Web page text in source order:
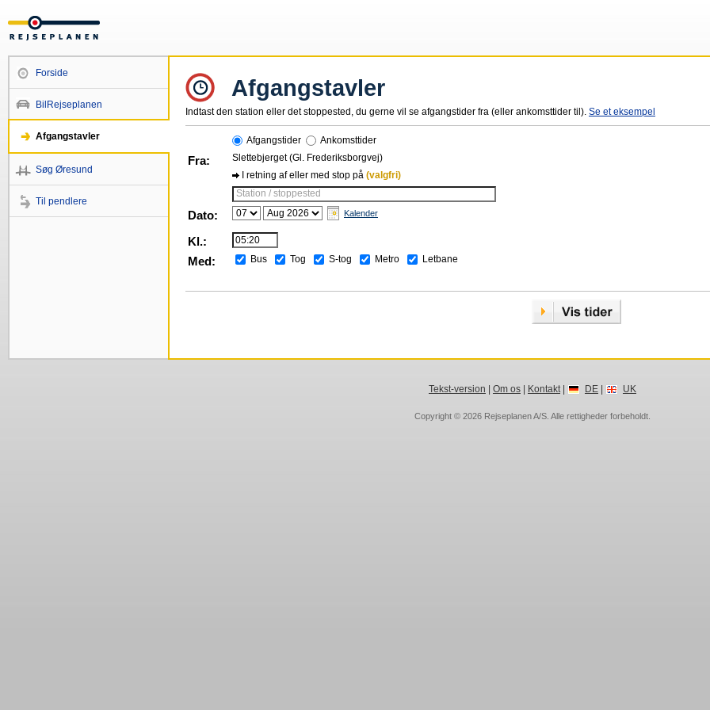
Forside
BilRejseplanen
Afgangstavler
Søg Øresund
Til pendlere
Afgangstavler
Indtast den station eller det stoppested, du gerne vil se afgangstider fra (eller ankomsttider til). Se et eksempel
Afgangstider Ankomsttider
Fra:
Slettebjerget (Gl. Frederiksborgvej)
I retning af eller med stop på (valgfri)
Station / stoppested
Dato: Kalender
Kl.:
Med:
Bus Tog S-tog Metro Letbane
Tekst-version Om os| Kontakt| DE| UK
Copyright © 2026 Rejseplanen A/S . Alle rettigheder forbeholdt.